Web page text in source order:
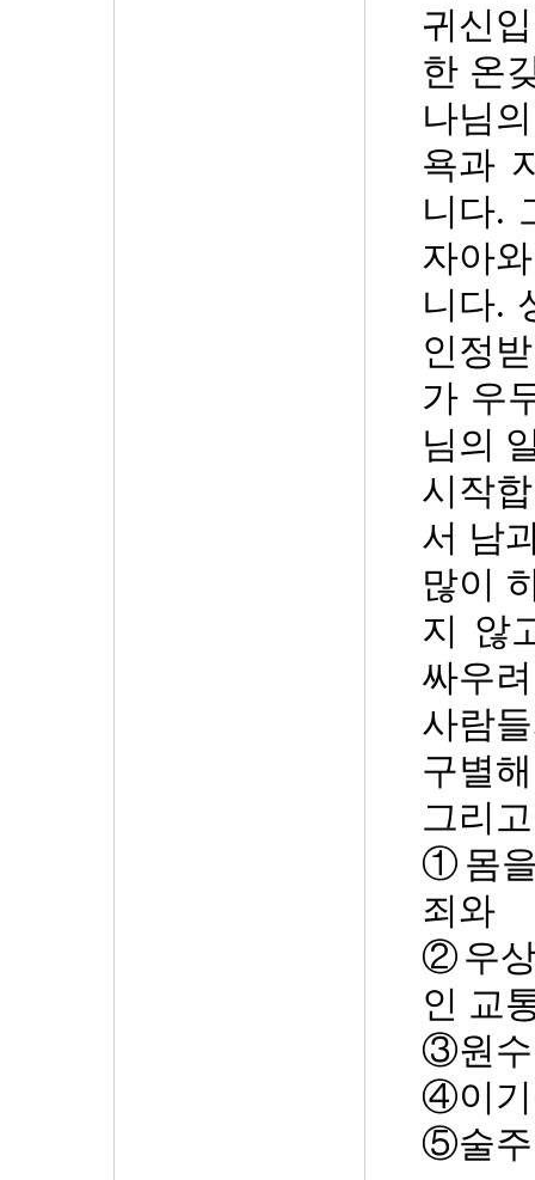
귀신
한 온
나님
욕과
니다.
자아
니다.
인정
가 우
님의
시작
서 남
많이
지 않
싸우
사람
구별
그리
① 몸
죄와
② 우
인 교
③원
④이
⑤술